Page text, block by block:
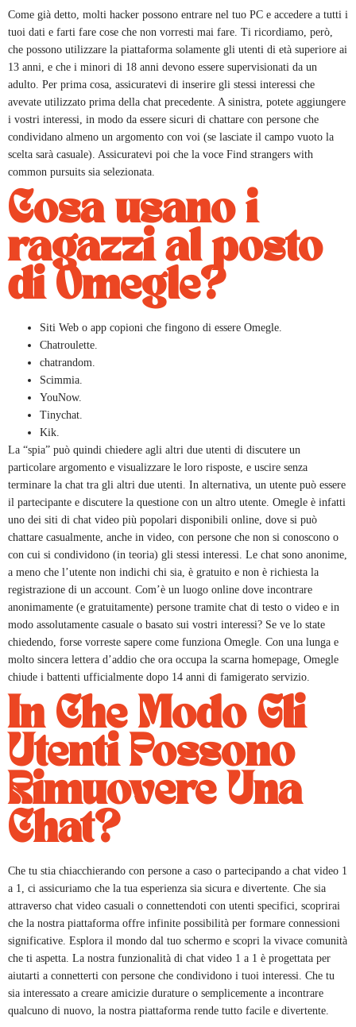
Come già detto, molti hacker possono entrare nel tuo PC e accedere a tutti i
tuoi dati e farti fare cose che non vorresti mai fare. Ti ricordiamo, però,
che possono utilizzare la piattaforma solamente gli utenti di età superiore ai
13 anni, e che i minori di 18 anni devono essere supervisionati da un
adulto. Per prima cosa, assicuratevi di inserire gli stessi interessi che
avevate utilizzato prima della chat precedente. A sinistra, potete aggiungere
i vostri interessi, in modo da essere sicuri di chattare con persone che
condividano almeno un argomento con voi (se lasciate il campo vuoto la
scelta sarà casuale). Assicuratevi poi che la voce Find strangers with
common pursuits sia selezionata.
Cosa usano i
ragazzi al posto
di Omegle?
Siti Web o app copioni che fingono di essere Omegle.
Chatroulette.
chatrandom.
Scimmia.
YouNow.
Tinychat.
Kik.
La “spia” può quindi chiedere agli altri due utenti di discutere un
particolare argomento e visualizzare le loro risposte, e uscire senza
terminare la chat tra gli altri due utenti. In alternativa, un utente può essere
il partecipante e discutere la questione con un altro utente. Omegle è infatti
uno dei siti di chat video più popolari disponibili online, dove si può
chattare casualmente, anche in video, con persone che non si conoscono o
con cui si condividono (in teoria) gli stessi interessi. Le chat sono anonime,
a meno che l’utente non indichi chi sia, è gratuito e non è richiesta la
registrazione di un account. Com’è un luogo online dove incontrare
anonimamente (e gratuitamente) persone tramite chat di testo o video e in
modo assolutamente casuale o basato sui vostri interessi? Se ve lo state
chiedendo, forse vorreste sapere come funziona Omegle. Con una lunga e
molto sincera lettera d’addio che ora occupa la scarna homepage, Omegle
chiude i battenti ufficialmente dopo 14 anni di famigerato servizio.
In Che Modo Gli
Utenti Possono
Rimuovere Una
Chat?
Che tu stia chiacchierando con persone a caso o partecipando a chat video 1
a 1, ci assicuriamo che la tua esperienza sia sicura e divertente. Che sia
attraverso chat video casuali o connettendoti con utenti specifici, scoprirai
che la nostra piattaforma offre infinite possibilità per formare connessioni
significative. Esplora il mondo dal tuo schermo e scopri la vivace comunità
che ti aspetta. La nostra funzionalità di chat video 1 a 1 è progettata per
aiutarti a connetterti con persone che condividono i tuoi interessi. Che tu
sia interessato a creare amicizie durature o semplicemente a incontrare
qualcuno di nuovo, la nostra piattaforma rende tutto facile e divertente.